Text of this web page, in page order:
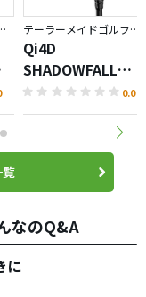
フ／Qi4D テーラーメイドゴルフ／Qi4D
Qi4D
SHADOWFALL
MAX ドライバー0.0
なのQ&A
に